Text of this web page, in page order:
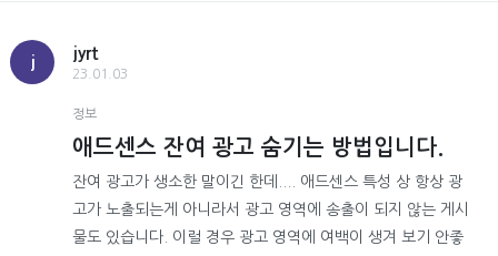
j
jyrt
23.01.03
정보
애드센스 잔여 광고 숨기는 방법입니다.
잔여 광고가 생소한 말이긴 한데.... 애드센스 특성 상 항상 광
고가 노출되는게 아니라서 광고 영역에 송출이 되지 않는 게시
물도 있습니다. 이럴 경우 광고 영역에 여백이 생겨 보기 안좋